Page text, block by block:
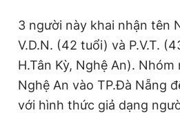
3 người này khai nhận tên
V.D.N. (42 tuổi) và P.V.T.
H.Tân Kỳ, Nghệ An).
Nghệ An vào TP.Đà Nẵng
với hình thức giả dạng